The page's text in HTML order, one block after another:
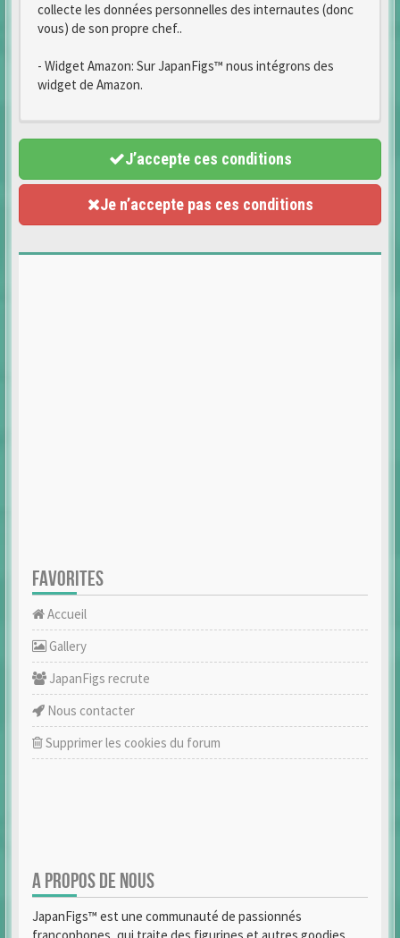
collecte les données personnelles des internautes (donc
vous) de son propre chef..
- Widget Amazon: Sur JapanFigs™ nous intégrons des
widget de Amazon.
J’accepte ces conditions
Je n’accepte pas ces conditions
FAVORITES
Accueil
Gallery
JapanFigs recrute
Nous contacter
Supprimer les cookies du forum
A PROPOS DE NOUS
JapanFigs™ est une communauté de passionnés